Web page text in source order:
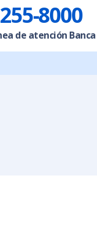
8000
de atención